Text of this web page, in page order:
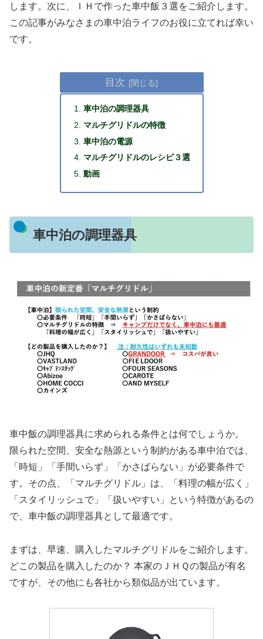
します。次に、ＩＨで作った車中飯３選をご紹介します。
この記事がみなさまの車中泊ライフのお役に立てれば幸い
です。
目次
車中泊の調理器具
マルチグリドルの特徴
車中泊の電源
マルチグリドルのレシピ３選
動画
車中泊の調理器具
車中飯の調理器具に求められる条件とは何でしょうか。
限られた空間、安全な熱源という制約がある車中泊では、
「時短」「手間いらず」「かさばらない」が必要条件で
す。その点、「マルチグリドル」は、「料理の幅が広く」
「スタイリッシュで」「扱いやすい」という特徴があるの
で、車中飯の調理器具として最適です。
まずは、早速、購入したマルチグリドルをご紹介します。
どこの製品を購入したのか？ 本家のＪＨＱの製品が有名
ですが、その他にも各社から類似品が出ています。